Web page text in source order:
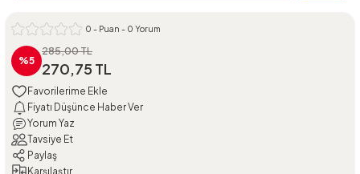
0 - Puan - 0 Yorum
%5
285,00 TL
270,75 TL
Fiyatı Düşünce Haber Ver
Yorum Yaz
Tavsiye Et
Paylaş
Karşılaştır